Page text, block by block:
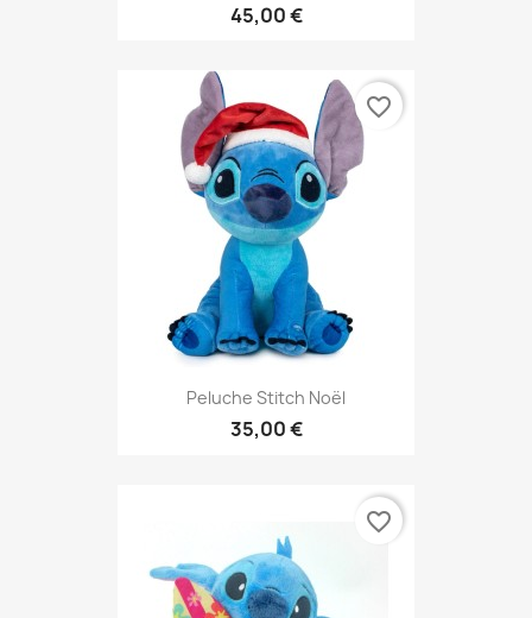
45,00 €
Peluche Stitch Noël
35,00 €
favorite_border
favorite_border